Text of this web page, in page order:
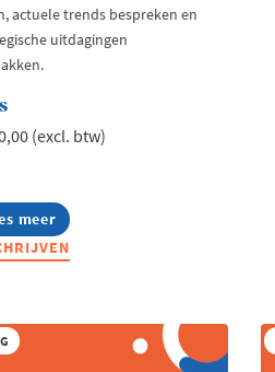
actuele trends bespreken en
uitdagingen
(excl. btw)
meer